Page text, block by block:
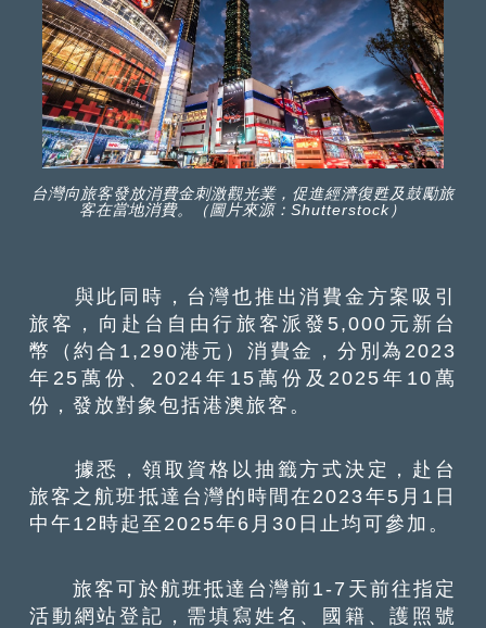
台灣向旅客發放消費金刺激觀光業，促進經濟復甦及鼓勵旅
客在當地消費。（圖片來源：Shutterstock）
與此同時，台灣也推出消費金方案吸引
旅客，向赴台自由行旅客派發5,000元新台
幣（約合1,290港元）消費金，分別為2023
年25萬份、2024年15萬份及2025年10萬
份，發放對象包括港澳旅客。
據悉，領取資格以抽籤方式決定，赴台
旅客之航班抵達台灣的時間在2023年5月1日
中午12時起至2025年6月30日止均可參加。
旅客可於航班抵達台灣前1-7天前往指定
活動網站登記，需填寫姓名、國籍、護照號